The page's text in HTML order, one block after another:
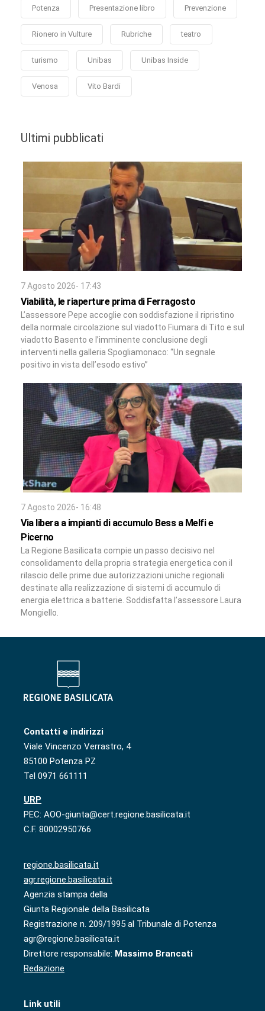
Potenza Presentazione libro Prevenzione
Rionero in Vulture Rubriche teatro
turismo Unibas Unibas Inside
Venosa Vito Bardi
Ultimi pubblicati
7 Agosto 2026- 17:43
Viabilità, le riaperture prima di Ferragosto
L’assessore Pepe accoglie con soddisfazione il ripristino
della normale circolazione sul viadotto Fiumara di Tito e sul
viadotto Basento e l’imminente conclusione degli
interventi nella galleria Spogliamonaco: “Un segnale
positivo in vista dell’esodo estivo”
7 Agosto 2026- 16:48
Via libera a impianti di accumulo Bess a Melfi e
Picerno
La Regione Basilicata compie un passo decisivo nel
consolidamento della propria strategia energetica con il
rilascio delle prime due autorizzazioni uniche regionali
destinate alla realizzazione di sistemi di accumulo di
energia elettrica a batterie. Soddisfatta l’assessore Laura
Mongiello.
Contatti e indirizzi
Viale Vincenzo Verrastro, 4
85100 Potenza PZ
Tel 0971 661111
URP
PEC: AOO-giunta@cert.regione.basilicata.it
C.F. 80002950766
regione.basilicata.it
agr.regione.basilicata.it
Agenzia stampa della
Giunta Regionale della Basilicata
Registrazione n. 209/1995 al Tribunale di Potenza
agr@regione.basilicata.it
Direttore responsabile: Massimo Brancati
Redazione
Link utili